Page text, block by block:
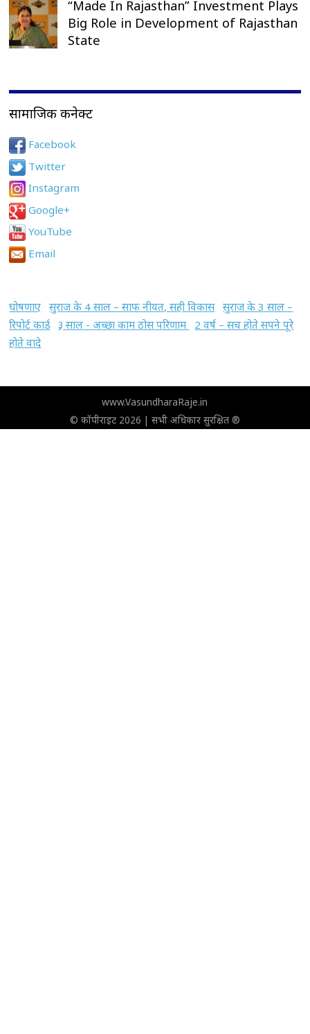
“Made In Rajasthan” Investment Plays
Big Role in Development of Rajasthan
State
सामाजिक कनेक्ट
Facebook
Twitter
Instagram
Google+
YouTube
Email
घोषणाए सुराज के 4 साल – साफ नीयत, सही विकास सुराज के 3 साल –
रिपोर्ट कार्ड
३ साल - अच्छा काम ठोस परिणाम
2 वर्ष – सच होते सपने पूरे
होते वादे
www.VasundharaRaje.in
© कॉपीराइट 2026 | सभी अधिकार सुरक्षित ®